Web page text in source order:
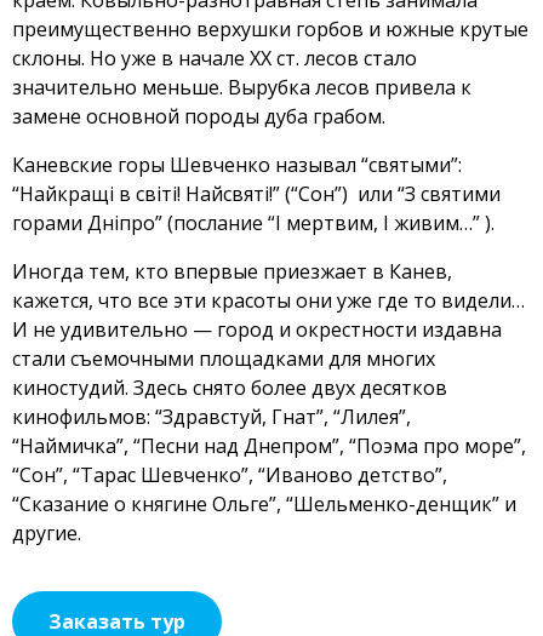
преимущественно верхушки горбов и южные крутые
склоны. Но уже в начале ХХ ст. лесов стало
значительно меньше. Вырубка лесов привела к
замене основной породы дуба грабом.
Каневские горы Шевченко называл “святыми”:
“Найкращі в світі! Найсвяті!” (“Сон”) или “З святими
горами Дніпро” (послание “І мертвим, І живим…” ).
Иногда тем, кто впервые приезжает в Канев,
кажется, что все эти красоты они уже где то видели…
И не удивительно — город и окрестности издавна
стали съемочными площадками для многих
киностудий. Здесь снято более двух десятков
кинофильмов: “Здравстуй, Гнат”, “Лилея”,
“Наймичка”, “Песни над Днепром”, “Поэма про море”,
“Сон”, “Тарас Шевченко”, “Иваново детство”,
“Сказание о княгине Ольге”, “Шельменко-денщик” и
другие.
Заказать тур